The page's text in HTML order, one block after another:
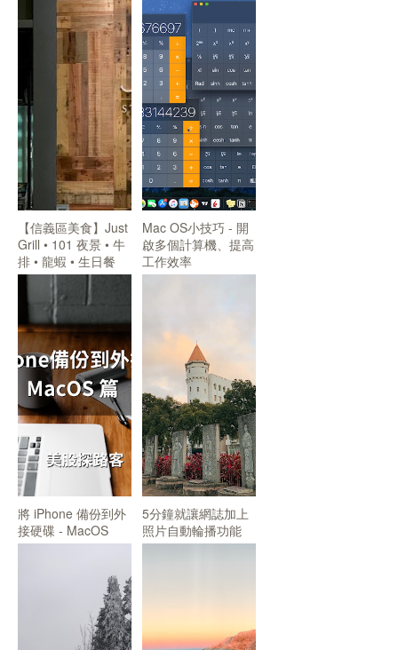
【信義區美食】Just
Grill • 101 夜景 • 牛
排 • 龍蝦 • 生日餐
Mac OS小技巧 - 開
啟多個計算機、提高
工作效率
將 iPhone 備份到外
接硬碟 - MacOS
5分鐘就讓網誌加上
照片自動輪播功能